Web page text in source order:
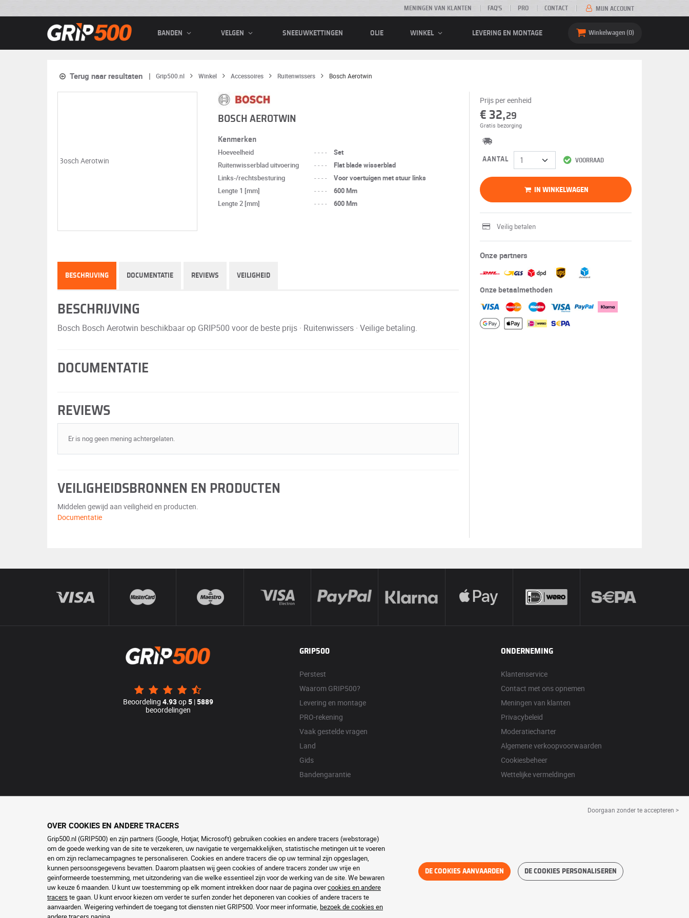
MENINGEN VAN KLANTEN FAQ’S PRO CONTACT MIJN ACCOUNT
BANDEN VELGEN SNEEUWKETTINGEN OLIE WINKEL LEVERING EN MONTAGE Winkelwagen 0
Terug naar resultaten Grip500.nl Winkel Accessoires Ruitenwissers Bosch Aerotwin
BOSCH AEROTWIN
Kenmerken
Hoeveelheid ----
Set
Ruitenwisserblad uitvoering
----
Flat blade wisserblad
Links-/rechtsbesturing
----
Voor voertuigen met stuur links
Lengte 1 [mm]
----
600 Mm
Lengte 2 [mm]
---- 600 Mm
Prijs per eenheid
€ 32,29
Gratis bezorging
VOORRAAD
AANTAL
IN WINKELWAGEN
Veilig betalen
Onze partners
Onze betaalmethoden
BESCHRIJVING DOCUMENTATIE REVIEWS VEILIGHEID
BESCHRIJVING
Bosch Bosch Aerotwin beschikbaar op GRIP500 voor de beste prijs · Ruitenwissers · Veilige betaling.
DOCUMENTATIE
REVIEWS
Er is nog geen mening achtergelaten.
VEILIGHEIDSBRONNEN EN PRODUCTEN
Middelen gewijd aan veiligheid en producten.
Documentatie
Beoordeling 4.93op5|5889
beoordelingen
GRIP500
Perstest
Waarom GRIP500?
Levering en montage
PRO-rekening
Vaak gestelde vragen
Land
Gids
Bandengarantie
ONDERNEMING
Klantenservice
Contact met ons opnemen
Meningen van klanten
Privacybeleid
Moderatiecharter
Algemene verkoopvoorwaarden
Cookiesbeheer
Wettelijke vermeldingen
Doorgaan zonder te accepteren >
OVER COOKIES EN ANDERE TRACERS
Grip500.nl (GRIP500) en zijn partners (Google, Hotjar, Microsoft) gebruiken cookies en andere tracers (webstorage)
om de goede werking van de site te verzekeren, uw navigatie te vergemakkelijken, statistische metingen uit te voeren
en om zijn reclamecampagnes te personaliseren. Cookies en andere tracers die op uw terminal zijn opgeslagen,
kunnen persoonsgegevens bevatten. Daarom plaatsen wij geen cookies of andere tracers zonder uw vrije en
geïnformeerde toestemming, met uitzondering van die welke essentieel zijn voor de werking van de site. We bewaren
uw keuze 6 maanden. U kunt uw toestemming op elk moment intrekken door naar de pagina overcookies en andere
tracers te gaan. U kunt ervoor kiezen om verder te surfen zonder het deponeren van cookies of andere tracers te
aanvaarden. Weigering verhindert de toegang tot diensten niet GRIP500. Voor meer informatie, bezoek de cookies en
DE COOKIES AANVAARDEN DE COOKIES PERSONALISEREN